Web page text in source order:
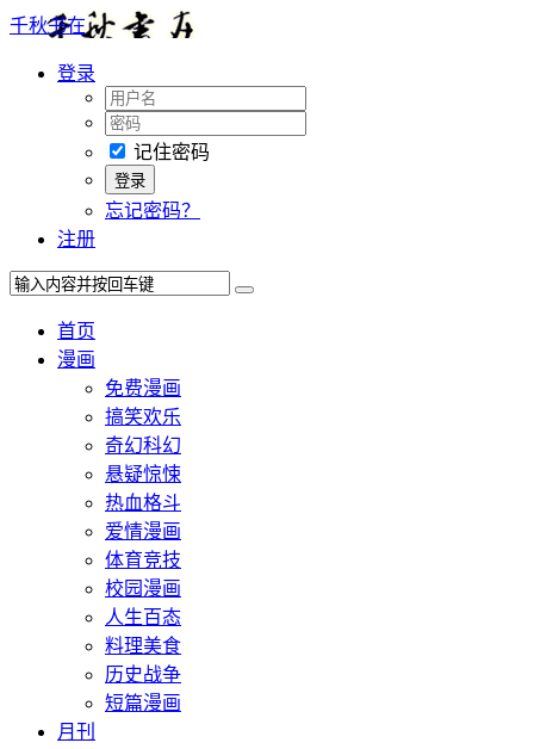
千秋书在
登录
记住密码
忘记密码？
注册
首页
漫画
免费漫画
搞笑欢乐
奇幻科幻
悬疑惊悚
热血格斗
爱情漫画
体育竞技
校园漫画
人生百态
料理美食
历史战争
短篇漫画
月刊